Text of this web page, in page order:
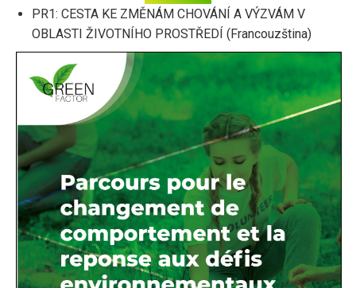
PR1: CESTA KE ZMĚNÁM CHOVÁNÍ A VÝZVÁM V
OBLASTI ŽIVOTNÍHO PROSTŘEDÍ (Francouzština)